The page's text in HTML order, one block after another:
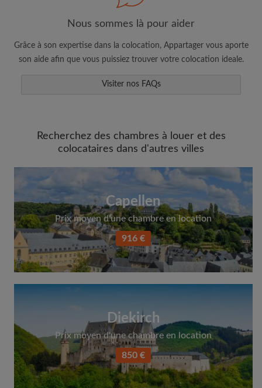
semble important
Faites vos demandes de visites
colocataires de ce que vous cherchez
exactement
Nous sommes là pour aider
Grâce à son expertise dans la colocation, Appartager vous aporte
son aide afin que vous puissiez trouver votre colocation ideale.
Visiter nos FAQs
Recherchez des chambres à louer et des
colocataires dans d'autres villes
Capellen
Prix moyen d'une chambre en location
916 €
Diekirch
Prix moyen d'une chambre en location
850 €